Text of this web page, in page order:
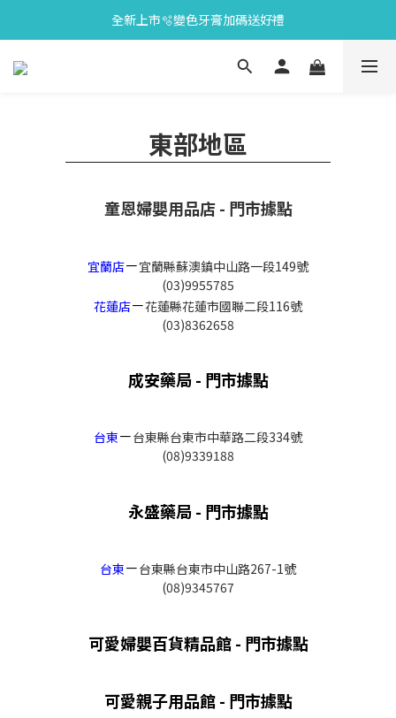
會員限定🎁點數兌換好禮
全新上市🫧變色牙膏加碼送好禮
會員限定🎁點數兌換好禮
東部地區
童恩婦嬰用品店 - 門市據點
宜蘭店－宜蘭縣蘇澳鎮中山路一段149號
(03)9955785
花蓮店－花蓮縣花蓮市國聯二段116號
(03)8362658
成安藥局 - 門市據點
台東－台東縣台東市中華路二段334號
(08)9339188
永盛藥局 - 門市據點
台東－台東縣台東市中山路267-1號
(08)9345767
可愛婦嬰百貨精品館 - 門市據點
可愛親子用品館 - 門市據點